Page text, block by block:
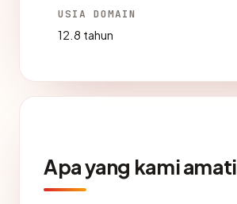
USIA DOMAIN
12.8 tahun
Apa yang kami amati